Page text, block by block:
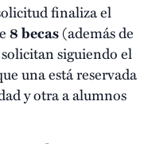
finaliza el
8 becas(además de
solicitan siguiendo el
una está reservada
y otra a alumnos